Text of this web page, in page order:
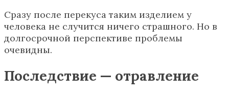
Сразу после перекуса таким изделием у
человека не случится ничего страшного. Но в
долгосрочной перспективе проблемы
очевидны.
Последствие — отравление